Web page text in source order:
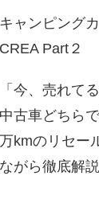
キャンピング
CREA Part２
「今、売れて
中古車どちら
万kmのリセー
ながら徹底解